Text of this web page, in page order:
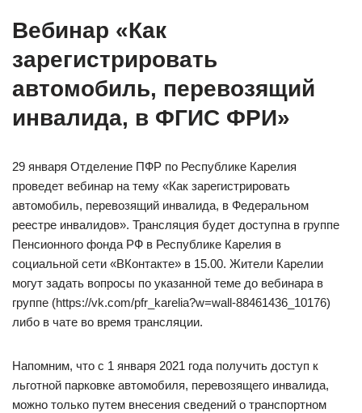
Вебинар «Как
зарегистрировать
автомобиль, перевозящий
инвалида, в ФГИС ФРИ»
29 января Отделение ПФР по Республике Карелия
проведет вебинар на тему «Как зарегистрировать
автомобиль, перевозящий инвалида, в Федеральном
реестре инвалидов». Трансляция будет доступна в группе
Пенсионного фонда РФ в Республике Карелия в
социальной сети «ВКонтакте» в 15.00. Жители Карелии
могут задать вопросы по указанной теме до вебинара в
группе (https://vk.com/pfr_karelia?w=wall-88461436_10176)
либо в чате во время трансляции.
Напомним, что с 1 января 2021 года получить доступ к
льготной парковке автомобиля, перевозящего инвалида,
можно только путем внесения сведений о транспортном